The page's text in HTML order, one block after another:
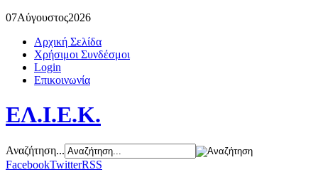
07Αύγουστος2026
Αρχική Σελίδα
Χρήσιμοι Συνδέσμοι
Login
Επικοινωνία
ΕΛ.Ι.Ε.Κ.
Αναζήτηση...
FacebookTwitterRSS